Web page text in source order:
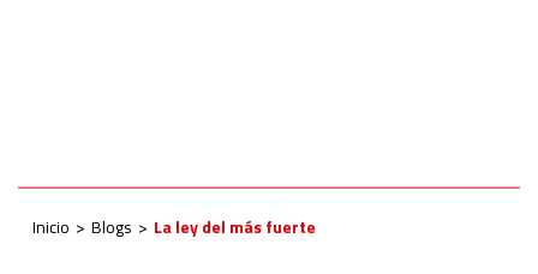
Inicio Blogs La ley del más fuerte